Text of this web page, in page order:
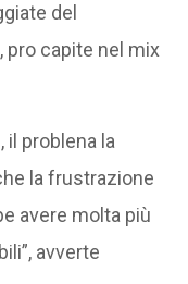
del
pro capite nel mix
il problena la
la frustrazione
avere molta più
avverte